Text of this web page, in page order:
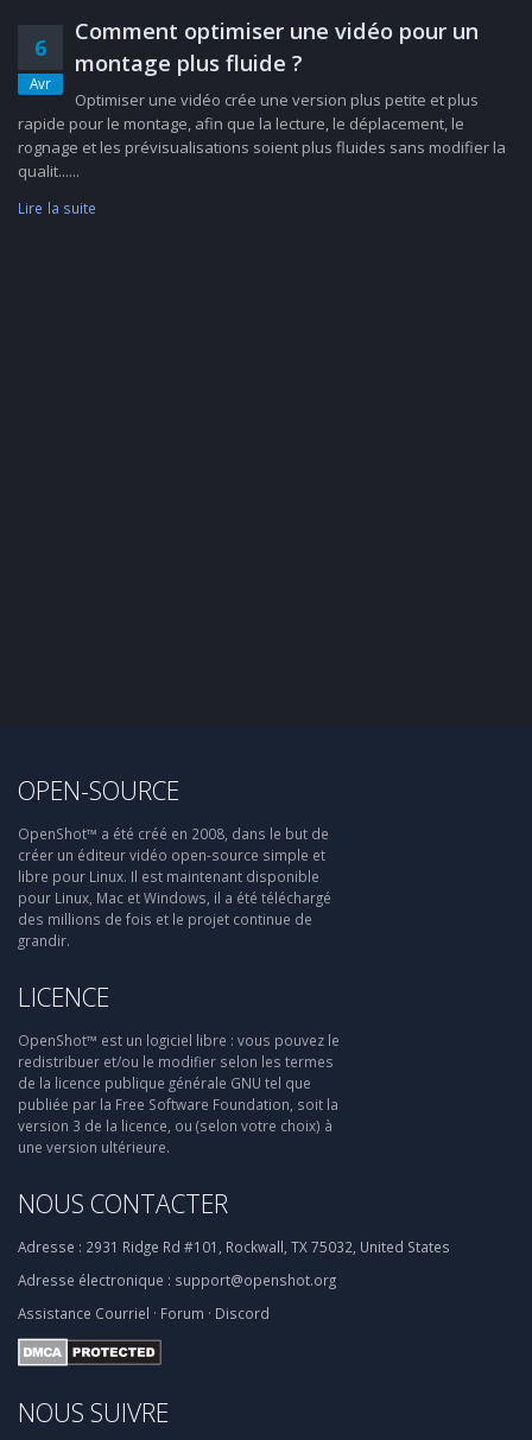
6
Avr
Comment optimiser une vidéo pour un
montage plus fluide ?
Optimiser une vidéo crée une version plus petite et plus
rapide pour le montage, afin que la lecture, le déplacement, le
rognage et les prévisualisations soient plus fluides sans modifier la
qualit......
Lire la suite
OPEN-SOURCE
OpenShot™ a été créé en 2008, dans le but de
créer un éditeur vidéo open-source simple et
libre pour Linux. Il est maintenant disponible
pour Linux, Mac et Windows, il a été téléchargé
des millions de fois et le projet continue de
grandir.
LICENCE
OpenShot™ est un logiciel libre : vous pouvez le
redistribuer et/ou le modifier selon les termes
de la licence publique générale GNU tel que
publiée par la Free Software Foundation, soit la
version 3 de la licence, ou (selon votre choix) à
une version ultérieure.
NOUS CONTACTER
Adresse : 2931 Ridge Rd #101, Rockwall, TX 75032, United States
Adresse électronique : support@openshot.org
Assistance Courriel · Forum · Discord
NOUS SUIVRE